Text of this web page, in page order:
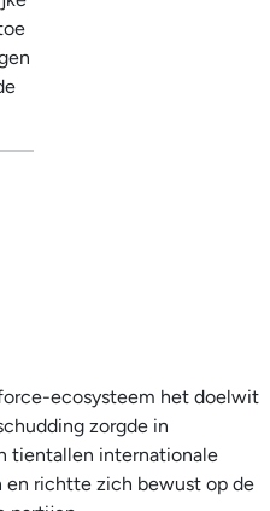
ecosysteem het doelwit
zorgde in
tientallen internationale
en richtte zich bewust op de